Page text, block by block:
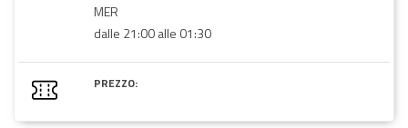
MER
dalle 21:00 alle 01:30
PREZZO: